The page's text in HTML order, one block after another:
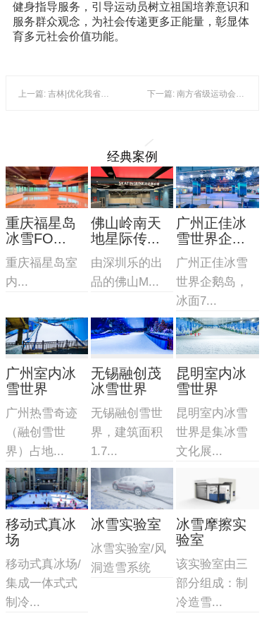
健身指导服务，引导运动员树立祖国培养意识和
服务群众观念，为社会传递更多正能量，彰显体
育多元社会价值功能。
上一篇: 吉林|优化我省冰雪旅游产业发展的对策研究 下一篇: 南方省级运动会开设冬季项目 推广普及冰雪运动 全民健身走向纵深
经典案例
重庆福星岛
冰雪FO...
重庆福星岛室
内...
佛山岭南天
地星际传...
由深圳乐的出
品的佛山M...
广州正佳冰
雪世界企...
广州正佳冰雪
世界企鹅岛，
冰面7...
广州室内冰
雪世界
广州热雪奇迹
（融创雪世
界）占地...
无锡融创茂
冰雪世界
无锡融创雪世
界，建筑面积
1.7...
昆明室内冰
雪世界
昆明室内冰雪
世界是集冰雪
文化展...
移动式真冰
场
移动式真冰场/
集成一体式式
制冷...
冰雪实验室
冰雪实验室/风
洞造雪系统
冰雪摩擦实
验室
该实验室由三
部分组成：制
冷造雪...